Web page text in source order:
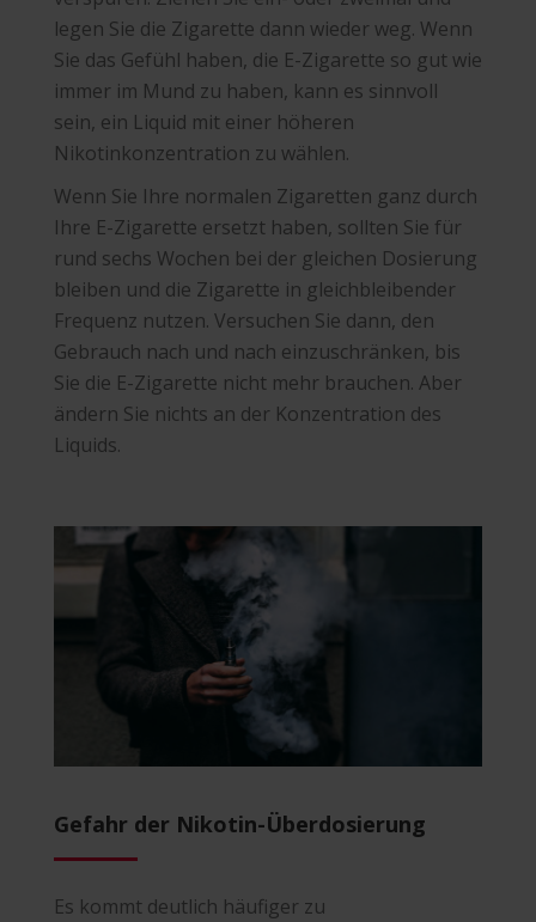
legen Sie die Zigarette dann wieder weg. Wenn
Sie das Gefühl haben, die E-Zigarette so gut wie
immer im Mund zu haben, kann es sinnvoll
sein, ein Liquid mit einer höheren
Nikotinkonzentration zu wählen.
Wenn Sie Ihre normalen Zigaretten ganz durch
Ihre E-Zigarette ersetzt haben, sollten Sie für
rund sechs Wochen bei der gleichen Dosierung
bleiben und die Zigarette in gleichbleibender
Frequenz nutzen. Versuchen Sie dann, den
Gebrauch nach und nach einzuschränken, bis
Sie die E-Zigarette nicht mehr brauchen. Aber
ändern Sie nichts an der Konzentration des
Liquids.
Gefahr der Nikotin-Überdosierung
Es kommt deutlich häufiger zu